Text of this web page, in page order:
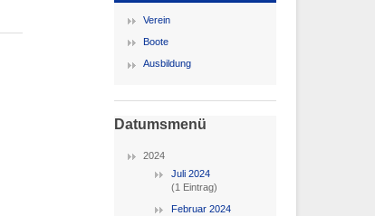
Verein
Boote
Ausbildung
Datumsmenü
2024
Juli 2024
(1 Eintrag)
Februar 2024